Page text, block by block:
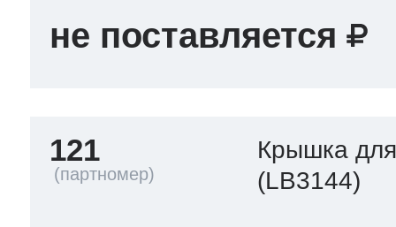
не поставляется
121
Крышка
(LB3144)